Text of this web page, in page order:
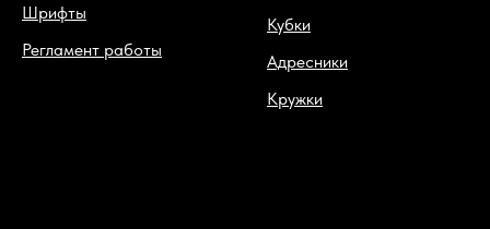
Шрифты
Регламент работы
Кубки
Адресники
Кружки